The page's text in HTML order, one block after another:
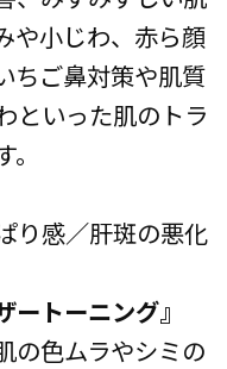
や小じわ、赤ら顔
ちご鼻対策や肌質
といった肌のトラ
り感／肝斑の悪化
トーニング』
の色ムラやシミの